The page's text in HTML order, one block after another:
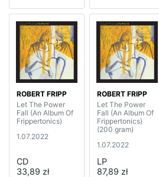
ROBERT FRIPP
Let The Power
Fall (An Album Of
Frippertonics)
1.07.2022
CD
33,89 zł
ROBERT FRIPP
Let The Power
Fall (An Album Of
Frippertonics)
(200 gram)
1.07.2022
LP
87,89 zł